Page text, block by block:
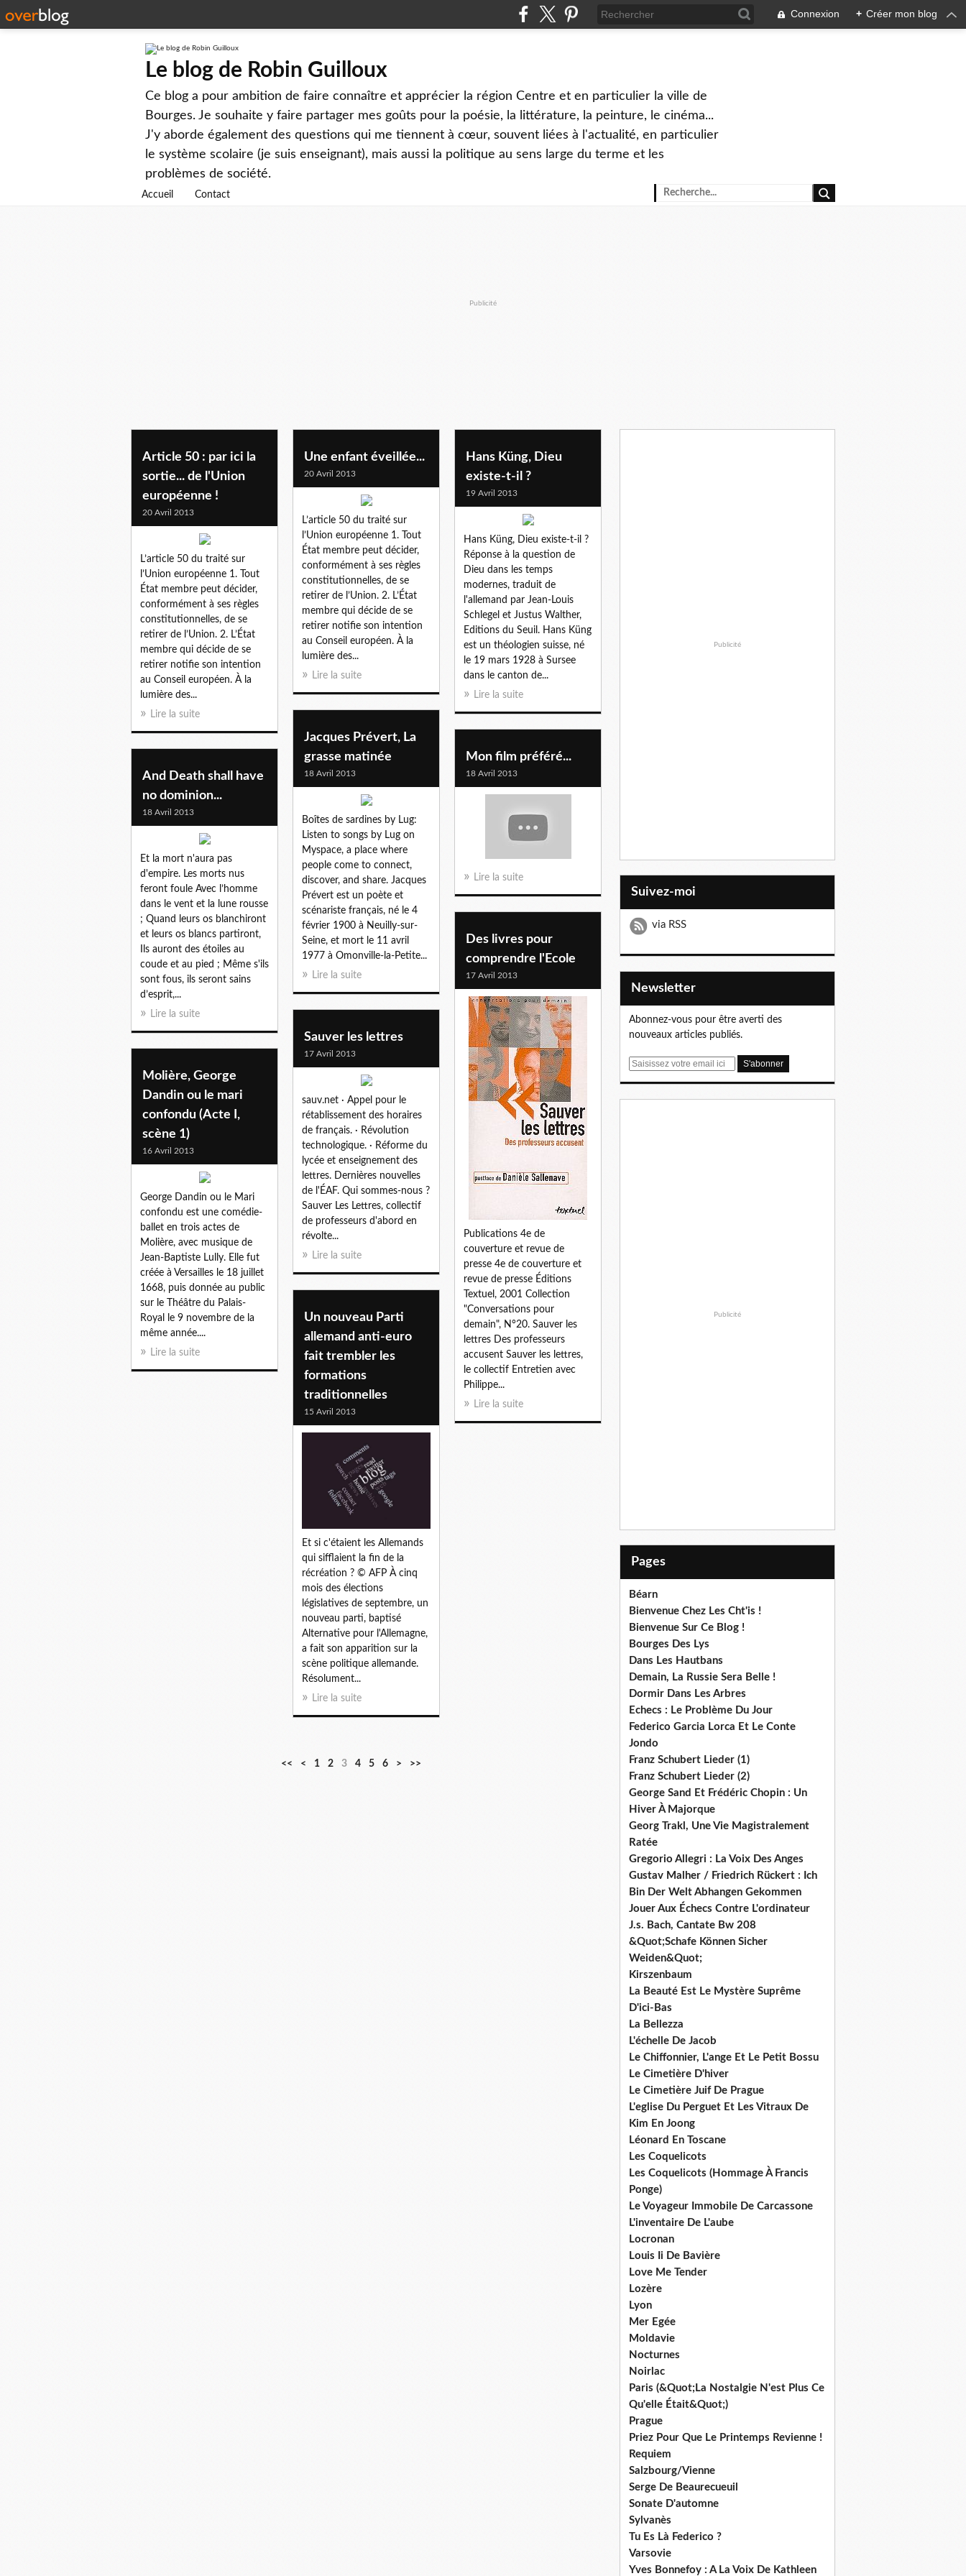
Connexion + Créer mon blog
Le blog de Robin Guilloux
Ce blog a pour ambition de faire connaître et apprécier la région Centre et en particulier la ville de
Bourges. Je souhaite y faire partager mes goûts pour la poésie, la littérature, la peinture, le cinéma...
J'y aborde également des questions qui me tiennent à cœur, souvent liées à l'actualité, en particulier
le système scolaire (je suis enseignant), mais aussi la politique au sens large du terme et les
problèmes de société.
Accueil Contact
Publicité
Article 50 : par ici la
sortie... de l'Union
européenne !
20 Avril 2013
L’article 50 du traité sur
l’Union européenne 1. Tout
État membre peut décider,
conformément à ses règles
constitutionnelles, de se
retirer de l’Union. 2. L’État
membre qui décide de se
retirer notifie son intention
au Conseil européen. À la
lumière des...
Lire la suite
Une enfant éveillée...
20 Avril 2013
L’article 50 du traité sur
l’Union européenne 1. Tout
État membre peut décider,
conformément à ses règles
constitutionnelles, de se
retirer de l’Union. 2. L’État
membre qui décide de se
retirer notifie son intention
au Conseil européen. À la
lumière des...
Lire la suite
Hans Küng, Dieu
existe-t-il ?
19 Avril 2013
Hans Küng, Dieu existe-t-il ?
Réponse à la question de
Dieu dans les temps
modernes, traduit de
l'allemand par Jean-Louis
Schlegel et Justus Walther,
Editions du Seuil. Hans Küng
est un théologien suisse, né
le 19 mars 1928 à Sursee
dans le canton de...
Lire la suite
Jacques Prévert, La
grasse matinée
18 Avril 2013
Boîtes de sardines by Lug:
Listen to songs by Lug on
Myspace, a place where
people come to connect,
discover, and share. Jacques
Prévert est un poète et
scénariste français, né le 4
février 1900 à Neuilly-sur-
Seine, et mort le 11 avril
1977 à Omonville-la-Petite...
Lire la suite
Mon film préféré...
18 Avril 2013
Lire la suite
And Death shall have
no dominion...
18 Avril 2013
Et la mort n'aura pas
d'empire. Les morts nus
feront foule Avec l’homme
dans le vent et la lune rousse
; Quand leurs os blanchiront
et leurs os blancs partiront,
Ils auront des étoiles au
coude et au pied ; Même s'ils
sont fous, ils seront sains
d’esprit,...
Lire la suite
Des livres pour
comprendre l'Ecole
17 Avril 2013
Publications 4e de
couverture et revue de
presse 4e de couverture et
revue de presse Éditions
Textuel, 2001 Collection
"Conversations pour
demain", N°20. Sauver les
lettres Des professeurs
accusent Sauver les lettres,
le collectif Entretien avec
Philippe...
Lire la suite
Sauver les lettres
17 Avril 2013
sauv.net · Appel pour le
rétablissement des horaires
de français. · Révolution
technologique. · Réforme du
lycée et enseignement des
lettres. Dernières nouvelles
de l'ÉAF. Qui sommes-nous ?
Sauver Les Lettres, collectif
de professeurs d'abord en
révolte...
Lire la suite
Molière, George
Dandin ou le mari
confondu (Acte I,
scène 1)
16 Avril 2013
George Dandin ou le Mari
confondu est une comédie-
ballet en trois actes de
Molière, avec musique de
Jean-Baptiste Lully. Elle fut
créée à Versailles le 18 juillet
1668, puis donnée au public
sur le Théâtre du Palais-
Royal le 9 novembre de la
même année....
Lire la suite
Un nouveau Parti
allemand anti-euro
fait trembler les
formations
traditionnelles
15 Avril 2013
Et si c'étaient les Allemands
qui sifflaient la fin de la
récréation ? © AFP À cinq
mois des élections
législatives de septembre, un
nouveau parti, baptisé
Alternative pour l'Allemagne,
a fait son apparition sur la
scène politique allemande.
Résolument...
Lire la suite
<< < 1 2 3 4 5 6 > >>
Publicité
Suivez-moi
via RSS
Newsletter
Abonnez-vous pour être averti des
nouveaux articles publiés.
E
Publicité
Pages
Béarn
Bienvenue Chez Les Cht'is !
Bienvenue Sur Ce Blog !
Bourges Des Lys
Dans Les Hautbans
Demain, La Russie Sera Belle !
Dormir Dans Les Arbres
Echecs : Le Problème Du Jour
Federico Garcia Lorca Et Le Conte
Jondo
Franz Schubert Lieder (1)
Franz Schubert Lieder (2)
George Sand Et Frédéric Chopin : Un
Hiver À Majorque
Georg Trakl, Une Vie Magistralement
Ratée
Gregorio Allegri : La Voix Des Anges
Gustav Malher / Friedrich Rückert : Ich
Bin Der Welt Abhangen Gekommen
Jouer Aux Échecs Contre L'ordinateur
J.s. Bach, Cantate Bw 208
&Quot;Schafe Können Sicher
Weiden&Quot;
Kirszenbaum
La Beauté Est Le Mystère Suprême
D'ici-Bas
La Bellezza
L'échelle De Jacob
Le Chiffonnier, L'ange Et Le Petit Bossu
Le Cimetière D'hiver
Le Cimetière Juif De Prague
L'eglise Du Perguet Et Les Vitraux De
Kim En Joong
Léonard En Toscane
Les Coquelicots
Les Coquelicots (Hommage À Francis
Ponge)
Le Voyageur Immobile De Carcassone
L'inventaire De L'aube
Locronan
Louis Ii De Bavière
Love Me Tender
Lozère
Lyon
Mer Egée
Moldavie
Nocturnes
Noirlac
Paris (&Quot;La Nostalgie N'est Plus Ce
Qu'elle Était&Quot;)
Prague
Priez Pour Que Le Printemps Revienne !
Requiem
Salzbourg/Vienne
Serge De Beaurecueuil
Sonate D'automne
Sylvanès
Tu Es Là Federico ?
Varsovie
Yves Bonnefoy : A La Voix De Kathleen